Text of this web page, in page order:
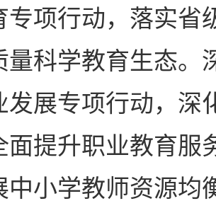
专项行动，落实省
量科学教育生态。
发展专项行动，深
面提升职业教育服
中小学教师资源均